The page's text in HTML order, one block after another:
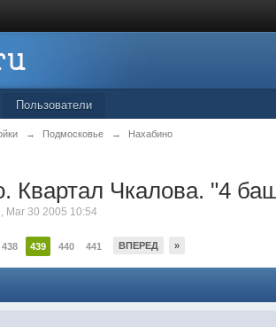
Пользователи
→ Подмосковье → Нахабино
Квартал Чкалова. "4
, Mar 30 2005 10:54
438 439 440 441 ВПЕРЕД »